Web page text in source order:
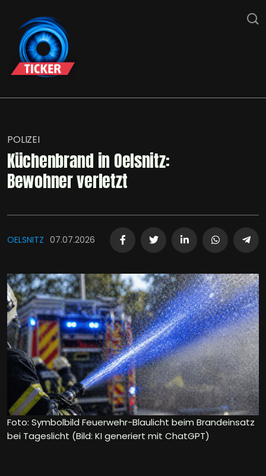
POLIZEI
Küchenbrand in Oelsnitz:
Bewohner verletzt
OELSNITZ 07.07.2026
Foto: Symbolbild Feuerwehr-Blaulicht beim Brandeinsatz
bei Tageslicht (Bild: KI generiert mit ChatGPT)